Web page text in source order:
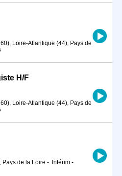
Loire-Atlantique (44), Pays de
H/F
Loire-Atlantique (44), Pays de
Pays de la Loire - Intérim -